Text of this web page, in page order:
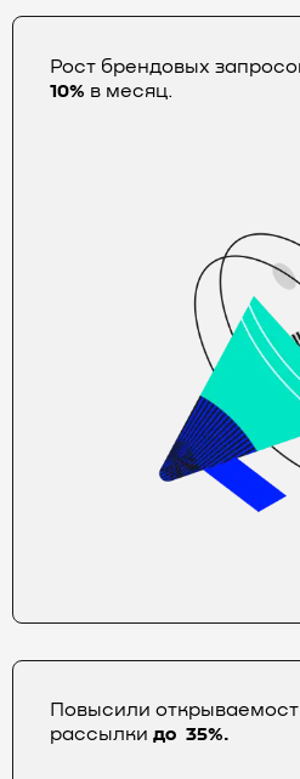
Рост брендовых
10% в месяц.
Повысили
рассылкидо 35%.